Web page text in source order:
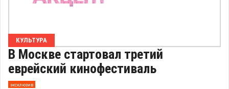
КУЛЬТУРА
В Москве стартовал третий
еврейский кинофестиваль
эксклюзив